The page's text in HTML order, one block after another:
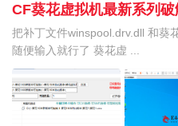
CF葵花虚拟机最新系列
把补丁文件winspool.drv.dll 和葵
随便输入就行了 葵花虚 ...